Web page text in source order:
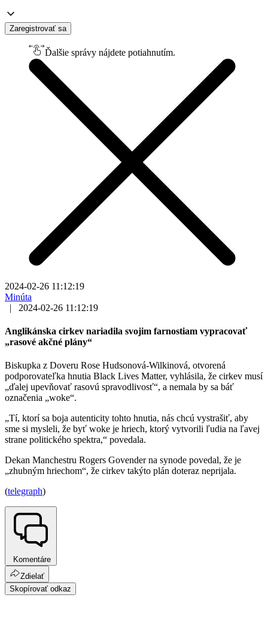
Zaregistrovať sa
Ďalšie správy nájdete potiahnutím.
2024-02-26 11:12:19
Minúta
|
2024-02-26 11:12:19
Anglikánska cirkev nariadila svojim farnostiam vypracovať
„rasové akčné plány“
Biskupka z Doveru Rose Hudsonová-Wilkinová, otvorená
podporovateľka hnutia Black Lives Matter, vyhlásila, že cirkev musí
„ďalej upevňovať rasovú spravodlivosť“, a nemala by sa báť
označenia „woke“.
„Tí, ktorí sa boja autenticity tohto hnutia, nás chcú vystrašiť, aby
sme si mysleli, že byť woke je hriech, ktorý vytvorili ľudia na ľavej
strane politického spektra,“ povedala.
Dekan Manchestru Rogers Govender na synode povedal, že je
„zhubným hriechom“, že cirkev takýto plán doteraz neprijala.
(telegraph)
Komentáre
Zdielať
Skopírovať odkaz